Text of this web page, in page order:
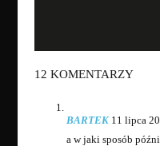
12 KOMENTARZY
BARTEK 11 lipca
a w jaki sposób